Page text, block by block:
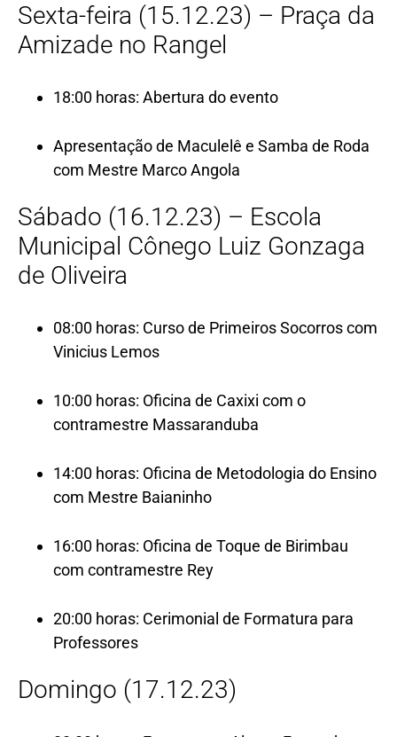
Sexta-feira (15.12.23) – Praça da
Amizade no Rangel
18:00 horas: Abertura do evento
Apresentação de Maculelê e Samba de Roda
com Mestre Marco Angola
Sábado (16.12.23) – Escola
Municipal Cônego Luiz Gonzaga
de Oliveira
08:00 horas: Curso de Primeiros Socorros com
Vinicius Lemos
10:00 horas: Oficina de Caxixi com o
contramestre Massaranduba
14:00 horas: Oficina de Metodologia do Ensino
com Mestre Baianinho
16:00 horas: Oficina de Toque de Birimbau
com contramestre Rey
20:00 horas: Cerimonial de Formatura para
Professores
Domingo (17.12.23)